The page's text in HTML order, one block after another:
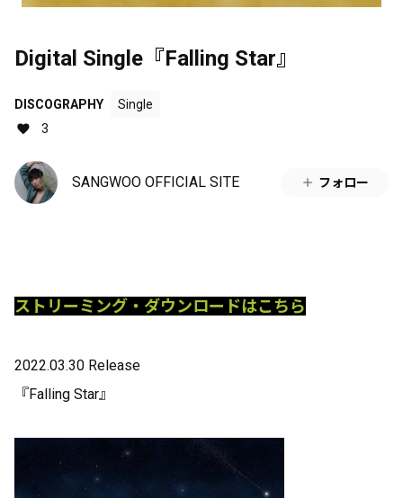
Digital Single『Falling Star』
DISCOGRAPHY
Single
3
SANGWOO OFFICIAL SITE フォロー
ストリーミング・ダウンロードはこちら
2022.03.30 Release
『Falling Star』